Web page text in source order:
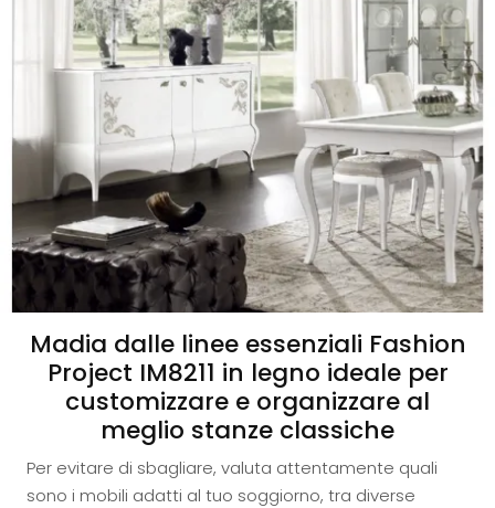
Madia dalle linee essenziali Fashion
Project IM8211 in legno ideale per
customizzare e organizzare al
meglio stanze classiche
Per evitare di sbagliare, valuta attentamente quali
sono i mobili adatti al tuo soggiorno, tra diverse